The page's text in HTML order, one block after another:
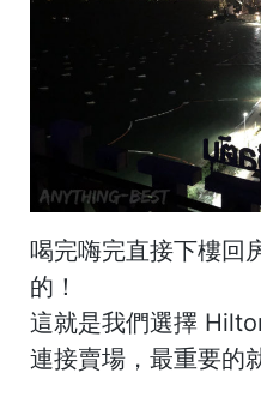
喝完嗨完直接下樓回
的！
這就是我們選擇
連接賣場，最重要的